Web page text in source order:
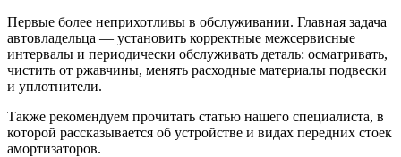
Первые более неприхотливы в обслуживании. Главная задача
автовладельца — установить корректные межсервисные
интервалы и периодически обслуживать деталь: осматривать,
чистить от ржавчины, менять расходные материалы подвески
и уплотнители.
Также рекомендуем прочитать статью нашего специалиста, в
которой рассказывается об устройстве и видах передних стоек
амортизаторов.